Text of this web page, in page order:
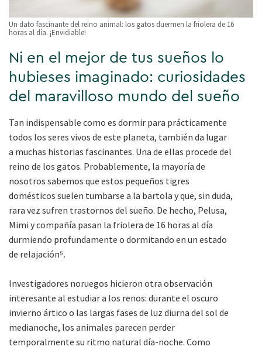
Un dato fascinante del reino animal: los gatos duermen la friolera de 16
horas al día. ¡Envidiable!
Ni en el mejor de tus sueños lo
hubieses imaginado: curiosidades
del maravilloso mundo del sueño
Tan indispensable como es dormir para prácticamente
todos los seres vivos de este planeta, también da lugar
a muchas historias fascinantes. Una de ellas procede del
reino de los gatos. Probablemente, la mayoría de
nosotros sabemos que estos pequeños tigres
domésticos suelen tumbarse a la bartola y que, sin duda,
rara vez sufren trastornos del sueño. De hecho, Pelusa,
Mimi y compañía pasan la friolera de 16 horas al día
durmiendo profundamente o dormitando en un estado
de relajación⁵.
Investigadores noruegos hicieron otra observación
interesante al estudiar a los renos: durante el oscuro
invierno ártico o las largas fases de luz diurna del sol de
medianoche, los animales parecen perder
temporalmente su ritmo natural día-noche. Como